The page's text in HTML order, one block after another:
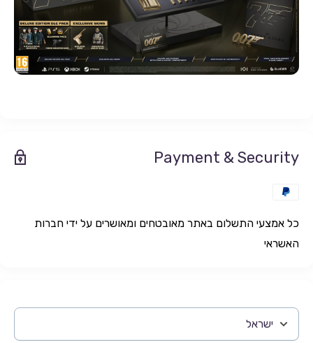
Payment & Security
כל אמצעי התשלום באתר מאובטחים ומאושרים על ידי חברות
האשראי